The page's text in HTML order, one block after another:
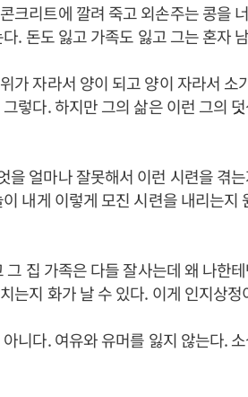
크리트에 깔려 죽고 외손주는 콩을
. 돈도 잃고 가족도 잃고 그는 혼자
가 자라서 양이 되고 양이 자라서 소
렇다. 하지만 그의 삶은 이런 그의
을 얼마나 잘못해서 이런 시련을 겪
내게 이렇게 모진 시련을 내리는지
집 가족은 다들 잘사는데 왜 나한
는지 화가 날 수 있다. 이게 인지상정
니다. 여유와 유머를 잃지 않는다.